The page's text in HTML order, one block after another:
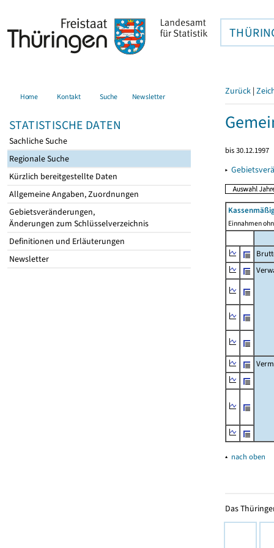
Home Kontakt Suche Newsletter
STATISTISCHE DATEN
Sachliche Suche
Regionale Suche
Kürzlich bereitgestellte Daten
Allgemeine Angaben, Zuordnungen
Gebietsveränderungen,
Änderungen zum Schlüsselverzeichnis
Definitionen und Erläuterungen
Newsletter
Zurück |
bis 30.12.1997
▸
Einnahmen
▴ nach oben
Das